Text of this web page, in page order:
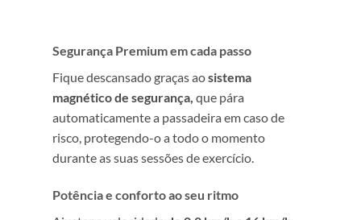
Segurança Premium em cada passo
Fique descansado graças aosistema
magnético de segurança, que pára
automaticamente a passadeira em caso de
risco, protegendo-o a todo o momento
durante as suas sessões de exercício.
Potência e conforto ao seu ritmo